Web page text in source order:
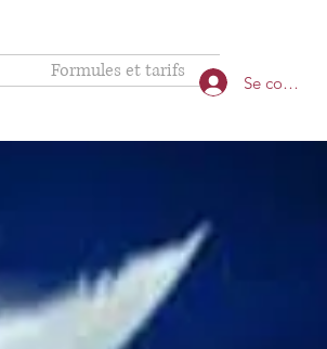
Formules et tarifs Se connecter